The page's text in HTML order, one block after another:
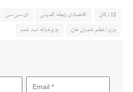
12 ارکان اقتصادی رابطہ کمیٹی ای سی سی
وزیر اعظم عمران خان
وزیرخزانہ اسد عمر